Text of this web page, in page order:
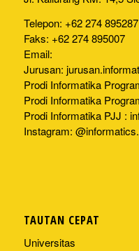
Telepon: +62 274
Faks: +62 274 895007
Email:
Jurusan:
Prodi Informatika
Prodi Informatika
Prodi Informatika PJJ :
Instagram:
TAUTAN CEPAT
Universitas